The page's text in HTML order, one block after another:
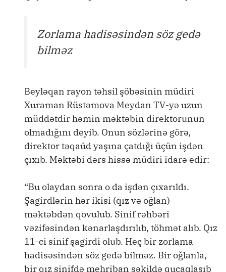
Zorlama hadisəsindən söz gedə
bilməz
Beyləqan rayon təhsil şöbəsinin müdiri
Xuraman Rüstəmova Meydan TV-yə uzun
müddətdir həmin məktəbin direktorunun
olmadığını deyib. Onun sözlərinə görə,
direktor təqaüd yaşına çatdığı üçün işdən
çıxıb. Məktəbi dərs hissə müdiri idarə edir:
“Bu olaydan sonra o da işdən çıxarıldı.
Şagirdlərin hər ikisi (qız və oğlan)
məktəbdən qovulub. Sinif rəhbəri
vəzifəsindən kənarlaşdırılıb, töhmət alıb. Qız
11-ci sinif şagirdi olub. Heç bir zorlama
hadisəsindən söz gedə bilməz. Bir oğlanla,
bir qız sinifdə mehriban şəkildə qucaqlaşıb